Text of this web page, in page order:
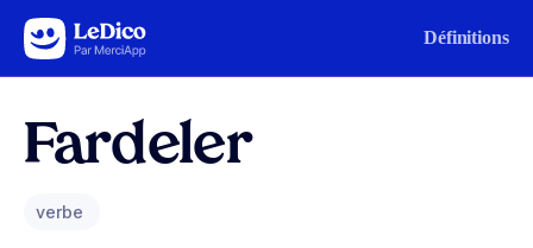
Aller au contenu Définitions
Fardeler
verbe